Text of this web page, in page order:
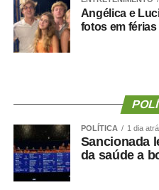
presidente da instituição.
Ao final do encontro, Juca
igualdade de oportunidades
COMENTE ABAIXO:
Angélica e
fotos em
POLÍTICA 1 dia
Sancionada
da saúde a